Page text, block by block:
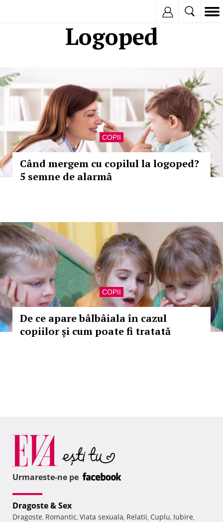
Logoped
COPII
Când mergem cu copilul la logoped?
5 semne de alarmă
COPII
De ce apare bâlbâiala în cazul
copiilor și cum poate fi tratată
Urmareste-ne pe
Dragoste & Sex
Dragoste, Romantic, Viata sexuala, Relatii, Cuplu, Iubire,